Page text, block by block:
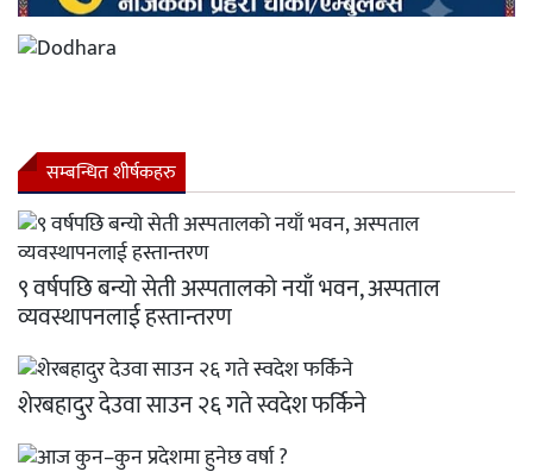
सम्बन्धित शीर्षकहरु
९ वर्षपछि बन्यो सेती अस्पतालको नयाँ भवन, अस्पताल
व्यवस्थापनलाई हस्तान्तरण
शेरबहादुर देउवा साउन २६ गते स्वदेश फर्किने